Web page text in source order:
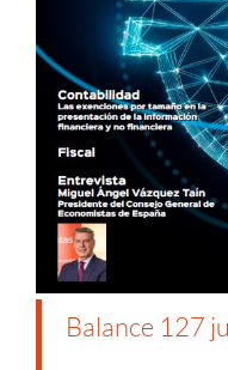
Balance 127